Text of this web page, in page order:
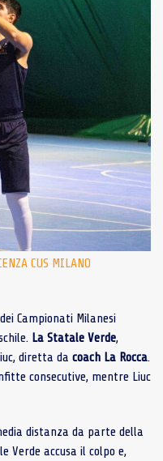
CUS MILANO
Campionati Milanesi
La Statale Verde,
diretta da coach La Rocca.
consecutive, mentre Liuc
distanza da parte della
Verde accusa il colpo e,